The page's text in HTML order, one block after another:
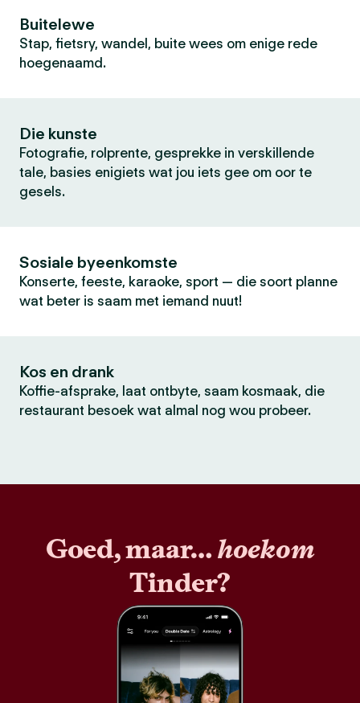
Buitelewe
Stap, fietsry, wandel, buite wees om enige rede
hoegenaamd.
Die kunste
Fotografie, rolprente, gesprekke in verskillende
tale, basies enigiets wat jou iets gee om oor te
gesels.
Sosiale byeenkomste
Konserte, feeste, karaoke, sport — die soort planne
wat beter is saam met iemand nuut!
Kos en drank
Koffie-afsprake, laat ontbyte, saam kosmaak, die
restaurant besoek wat almal nog wou probeer.
Goed, maar…hoekom
Tinder?